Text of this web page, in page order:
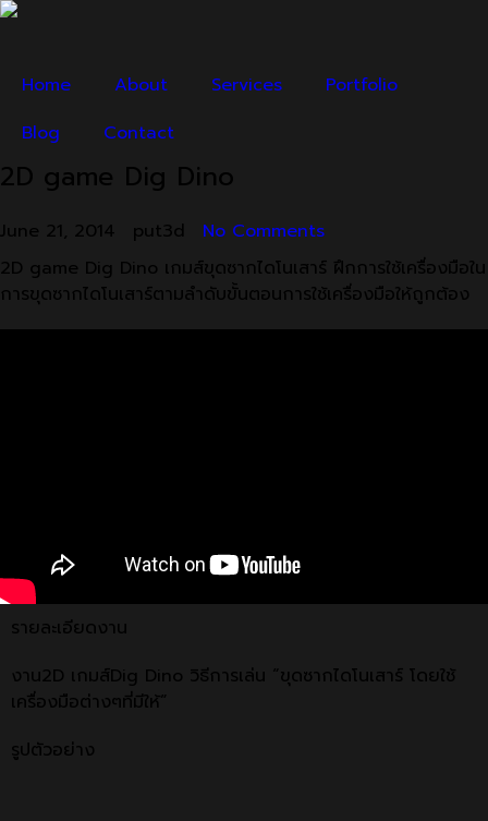
Home About Services
Portfolio
Blog
Contact
2D game Dig Dino
June 21, 2014 put3d
No Comments
2D game Dig Dino เกมส์ขุดซากไดโนเสาร์ ฝึกการใช้เครื่องมือใน
การขุดซากไดโนเสาร์ตามลำดับขั้นตอนการใช้เครื่องมือให้ถูกต้อง
รายละเอียดงาน
งาน2D เกมส์Dig Dino วิธีการเล่น “ขุดซากไดโนเสาร์ โดยใช้
เครื่องมือต่างๆที่มีให้”
รูปตัวอย่าง